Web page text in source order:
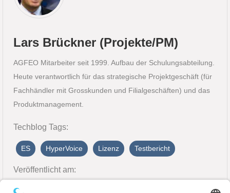
Lars Brückner (Projekte/PM)
AGFEO Mitarbeiter seit 1999. Aufbau der Schulungsabteilung.
Heute verantwortlich für das strategische Projektgeschäft (für
Fachhändler mit Grosskunden und Filialgeschäften) und das
Produktmanagement.
Techblog Tags:
ES HyperVoice Lizenz Testbericht
Veröffentlicht am:
23. November 2023